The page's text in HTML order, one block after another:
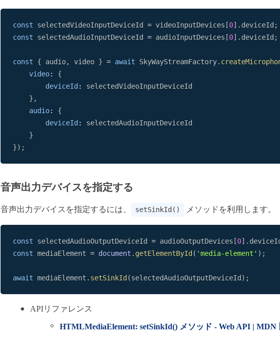
const selectedVideoInputDeviceId = videoInputDevices [0] . deviceId ;
const selectedAudioInputDeviceId = audioInputDevices [0] . deviceId ;
const { audio, video } = await SkyWayStreamFactory.
video:
{
deviceId :
} ,
audio:
{
deviceId :
}
}) ;
音声出力デバイスを指定する
音声出力デバイスを指定するには、 setSinkId() メソッドを利用します。
const selectedAudioOutputDeviceId = audioOutputDevices [0] .
const mediaElement = document . getElementById ( 'media-element' ) ;
await mediaElement . setSinkId (selectedAudioOutputDeviceId ) ;
APIリファレンス
HTMLMediaElement: setSinkId() メソッド - Web API | MDN